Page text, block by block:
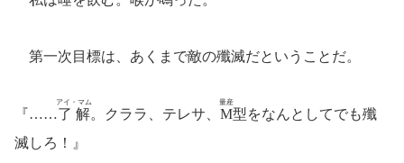
第一次目標は、あくまで敵の殲滅だということだ。
『……了解
アイ・マム
。クララ、テレサ、 M
量産
型をなんとしてでも殲
滅しろ！』